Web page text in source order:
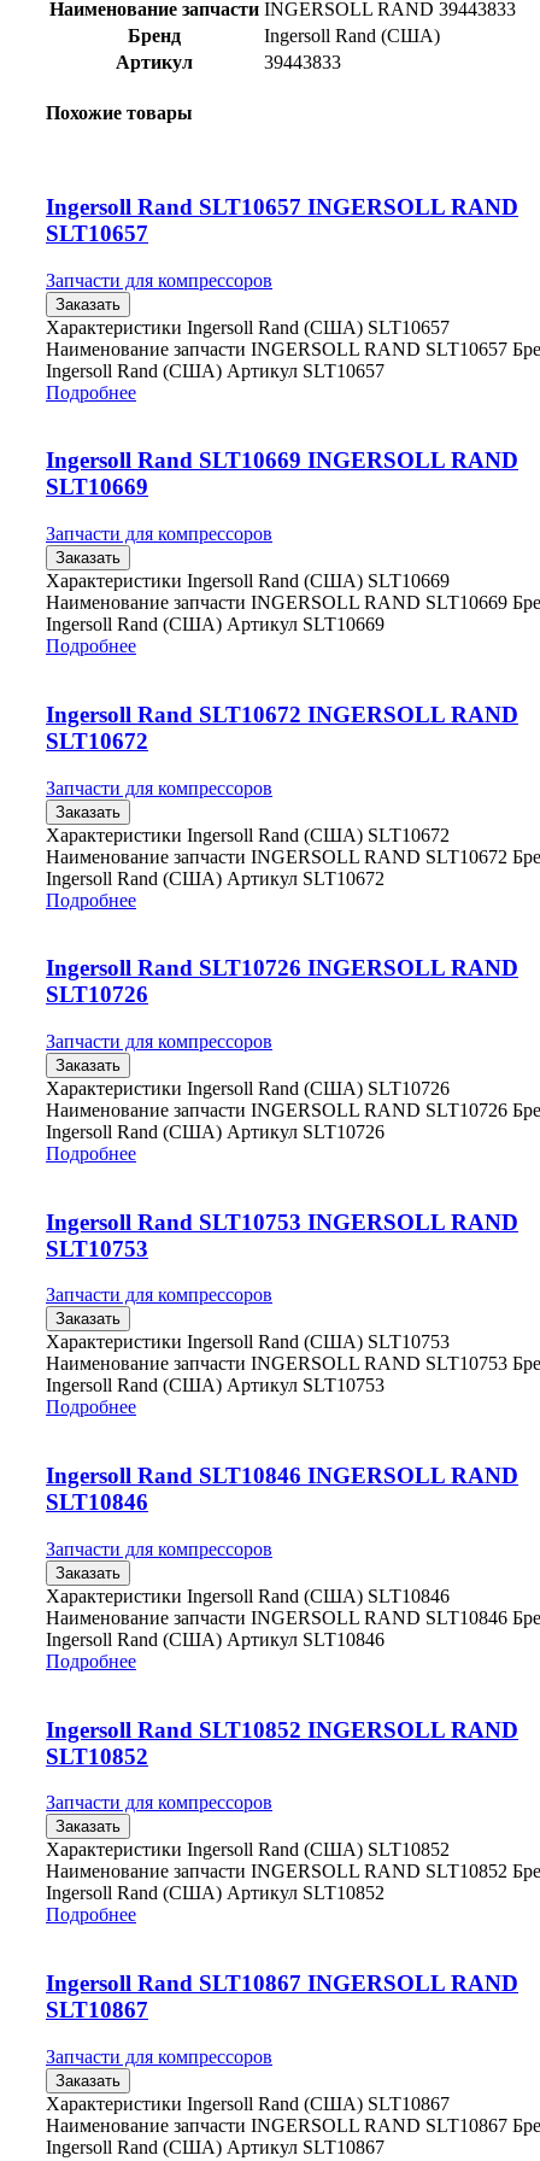
Наименование запчасти INGERSOLL RAND 39443833
Бренд
Ingersoll Rand (США)
Артикул
39443833
Похожие товары
Ingersoll Rand SLT10657 INGERSOLL RAND
SLT10657
Запчасти для компрессоров
Заказать
Характеристики Ingersoll Rand (США) SLT10657
Наименование запчасти INGERSOLL RAND SLT10657
Ingersoll Rand (США) Артикул SLT10657
Подробнее
Ingersoll Rand SLT10669 INGERSOLL RAND
SLT10669
Запчасти для компрессоров
Заказать
Характеристики Ingersoll Rand (США) SLT10669
Наименование запчасти INGERSOLL RAND SLT10669
Ingersoll Rand (США) Артикул SLT10669
Подробнее
Ingersoll Rand SLT10672 INGERSOLL RAND
SLT10672
Запчасти для компрессоров
Заказать
Характеристики Ingersoll Rand (США) SLT10672
Наименование запчасти INGERSOLL RAND SLT10672
Ingersoll Rand (США) Артикул SLT10672
Подробнее
Ingersoll Rand SLT10726 INGERSOLL RAND
SLT10726
Запчасти для компрессоров
Заказать
Характеристики Ingersoll Rand (США) SLT10726
Наименование запчасти INGERSOLL RAND SLT10726
Ingersoll Rand (США) Артикул SLT10726
Подробнее
Ingersoll Rand SLT10753 INGERSOLL RAND
SLT10753
Запчасти для компрессоров
Заказать
Характеристики Ingersoll Rand (США) SLT10753
Наименование запчасти INGERSOLL RAND SLT10753
Ingersoll Rand (США) Артикул SLT10753
Подробнее
Ingersoll Rand SLT10846 INGERSOLL RAND
SLT10846
Запчасти для компрессоров
Заказать
Характеристики Ingersoll Rand (США) SLT10846
Наименование запчасти INGERSOLL RAND SLT10846
Ingersoll Rand (США) Артикул SLT10846
Подробнее
Ingersoll Rand SLT10852 INGERSOLL RAND
SLT10852
Запчасти для компрессоров
Заказать
Характеристики Ingersoll Rand (США) SLT10852
Наименование запчасти INGERSOLL RAND SLT10852
Ingersoll Rand (США) Артикул SLT10852
Подробнее
Ingersoll Rand SLT10867 INGERSOLL RAND
SLT10867
Запчасти для компрессоров
Заказать
Характеристики Ingersoll Rand (США) SLT10867
Наименование запчасти INGERSOLL RAND SLT10867
Ingersoll Rand (США) Артикул SLT10867